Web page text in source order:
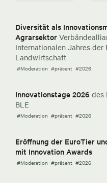
Diversität als
Agrarsektor
Internationalen Jahres der
Landwirtschaft
#Moderation #präsent #2026
Innovationstage 2026 des
BLE
#Moderation #präsent #2026
Eröffnung der EuroTier
mit Innovation Awards
#Moderation #präsent #2026